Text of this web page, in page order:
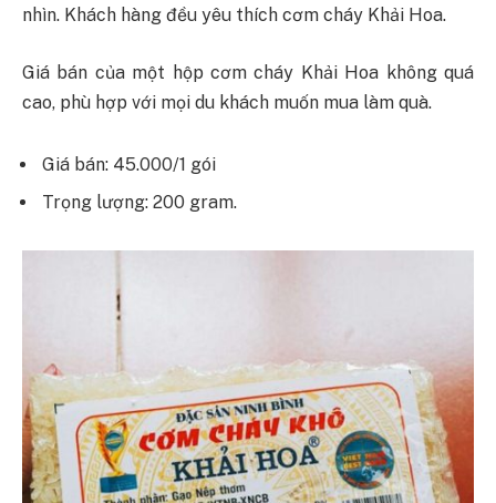
nhìn. Khách hàng đều yêu thích cơm cháy Khải Hoa.
Giá bán của một hộp cơm cháy Khải Hoa không quá
cao, phù hợp với mọi du khách muốn mua làm quà.
Giá bán: 45.000/1 gói
Trọng lượng: 200 gram.